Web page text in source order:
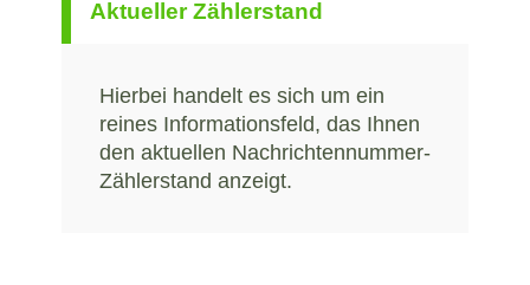
Aktueller Zählerstand
Hierbei handelt es sich um ein
reines Informationsfeld, das Ihnen
den aktuellen Nachrichtennummer-
Zählerstand anzeigt.